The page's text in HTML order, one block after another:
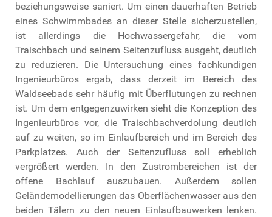
beziehungsweise saniert. Um einen dauerhaften Betrieb
eines Schwimmbades an dieser Stelle sicherzustellen,
ist allerdings die Hochwassergefahr, die vom
Traischbach und seinem Seitenzufluss ausgeht, deutlich
zu reduzieren. Die Untersuchung eines fachkundigen
Ingenieurbüros ergab, dass derzeit im Bereich des
Waldseebads sehr häufig mit Überflutungen zu rechnen
ist. Um dem entgegenzuwirken sieht die Konzeption des
Ingenieurbüros vor, die Traischbachverdolung deutlich
auf zu weiten, so im Einlaufbereich und im Bereich des
Parkplatzes. Auch der Seitenzufluss soll erheblich
vergrößert werden. In den Zustrombereichen ist der
offene Bachlauf auszubauen. Außerdem sollen
Geländemodellierungen das Oberflächenwasser aus den
beiden Tälern zu den neuen Einlaufbauwerken lenken.